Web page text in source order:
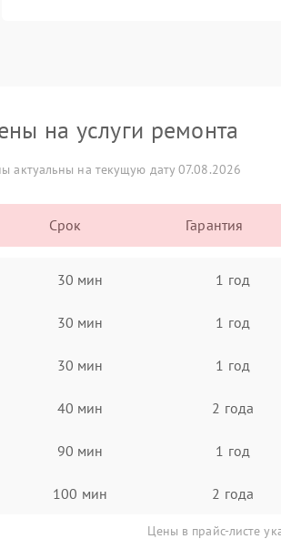
на услуги ремонта
актуальны на текущую дату 07.08.2026
Срок Гарантия
30 мин 1 год
30 мин 1 год
30 мин 1 год
40 мин 2 года
90 мин 1 год
100 мин 2 года
Цены в прайс-листе